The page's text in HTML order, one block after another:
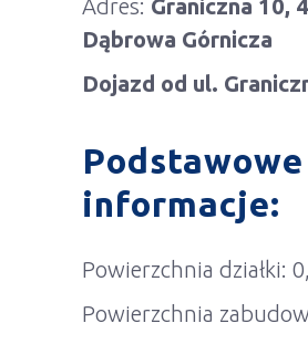
Adres: Graniczna 10,
Dąbrowa Górnicza
Dojazd od ul.
Podstawowe
informacje:
Powierzchnia działki:
Powierzchnia